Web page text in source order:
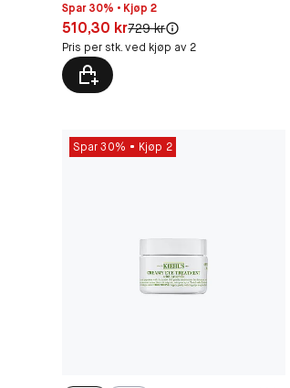
Spar 30% • Kjøp 2
Pris: 510,30 kr
510,30 krOriginal pris:
729 kr
Pris per stk. ved kjøp av 2
Spar 30% Kjøp 2